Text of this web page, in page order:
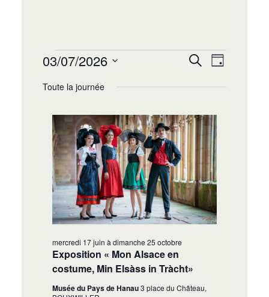
Recherche
navigation
de
vues
Recherche
vues
Jour
03/07/2026
une
Toute la journée
Exposition « Mon Alsace en
costume, Min Elsàss in Tràcht»
mercredi 17 juinàdimanche 25 octobre
Musée du Pays de Hanau3 place du Château,